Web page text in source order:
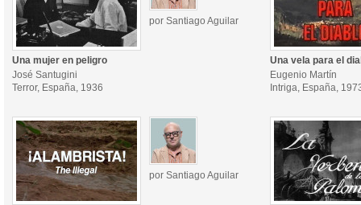
por Santiago Aguilar
Una mujer en peligro
José Santugini
Terror, España, 1936
Una vela para el
Eugenio Martín
Intriga, España,
por Santiago Aguilar